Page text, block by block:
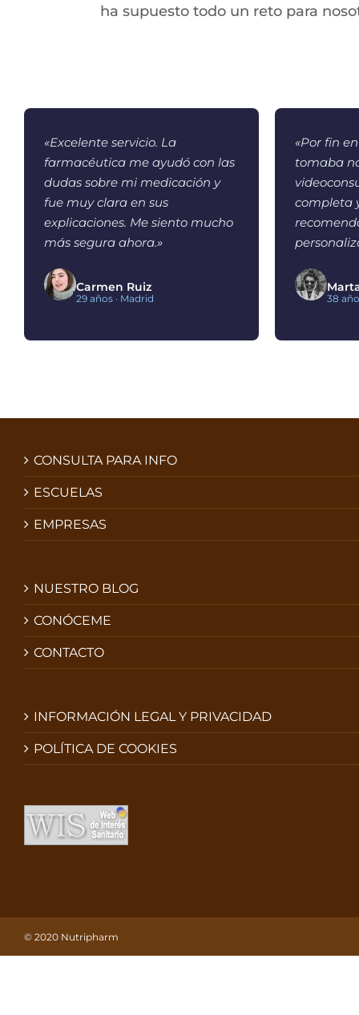
ha supuesto todo un reto para
«Excelente servicio. La
farmacéutica me ayudó con las
dudas sobre mi medicación y
fue muy clara en sus
explicaciones. Me siento mucho
más segura ahora.»
Carmen Ruiz
29 años · Madrid
«Por fin
tomaba
completa
38
CONSULTA PARA INFO
ESCUELAS
EMPRESAS
NUESTRO BLOG
CONÓCEME
CONTACTO
INFORMACIÓN LEGAL Y PRIVACIDAD
POLÍTICA DE COOKIES
© 2020 Nutripharm